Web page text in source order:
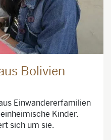
Bolivien
Einwandererfamilien
Kinder.
sich um sie.